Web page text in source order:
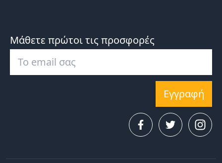
Μάθετε πρώτοι τις προσφορές
Εγγραφή